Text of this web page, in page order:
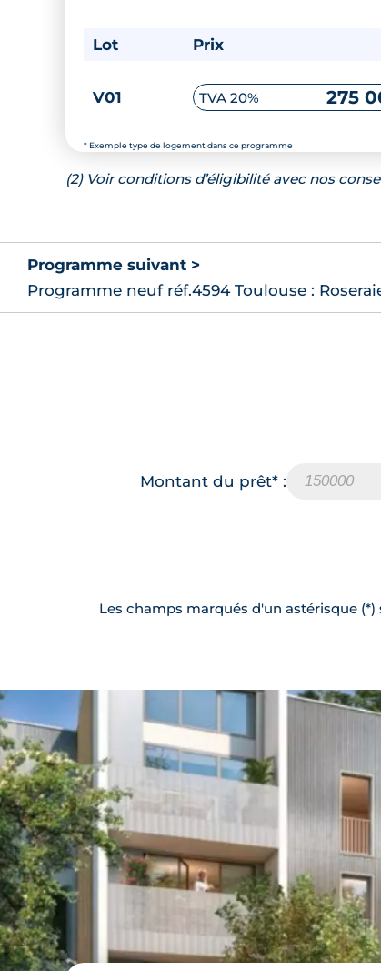
* Exemple type de logement dans ce programme
Lot Prix
V01 TVA 20% 275
(2) Voir conditions d’éligibilité avec nos
Programme suivant >
Programme neuf réf.4594 Toulouse :
Montant du prêt* :
Les champs marqués d'un astérisque